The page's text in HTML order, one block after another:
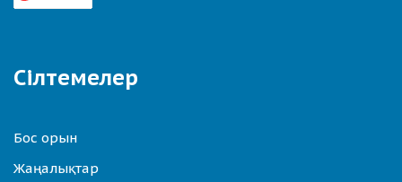
Сілтемелер
Бос орын
Жаңалықтар